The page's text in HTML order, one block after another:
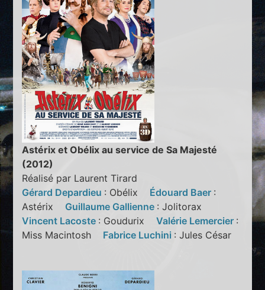
Astérix et Obélix au service de Sa Majesté
(2012)
Réalisé par Laurent Tirard
Gérard Depardieu : Obélix Édouard Baer :
Astérix Guillaume Gallienne : Jolitorax
Vincent Lacoste : GoudurixValérie Lemercier :
Miss Macintosh Fabrice Luchini : Jules César